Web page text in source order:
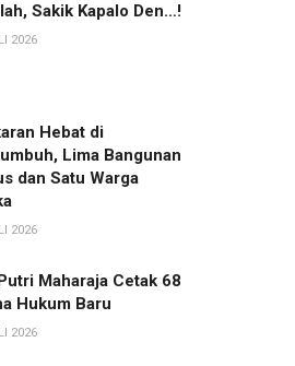
Sakik Kapalo Den…!
2026
Hebat di
Lima Bangunan
dan Satu Warga
2026
Maharaja Cetak 68
Hukum Baru
2026